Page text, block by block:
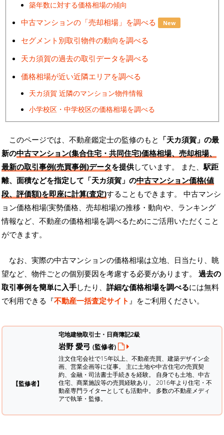
築年数に対する価格相場の傾向
中古マンションの「売却相場」を調べる New
セグメント別取引物件の動向を調べる
天カ須賀の過去の取引データを調べる
価格相場が近い近隣エリアを調べる
天カ須賀 近隣のマンション物件情報
小学校区・中学校区の価格相場を調べる
このページでは、不動産鑑定士の監修のもと 「天カ須賀」の最
新の中古マンション(集合住宅・共同住宅)価格相場、売却相場、
最新の取引事例(売買事例)データを提供しています。 また、駅距
離、面積などを指定して「天カ須賀」の中古マンション価格(値
段、評価額)を即座に計算(査定)することもできます。 中古マンシ
ョン価格相場(実勢価格、売却相場)の推移・動向や、ランキング
情報など、不動産の価格相場を調べるためにご活用いただくこと
ができます。
なお、実際の中古マンションの価格相場は立地、日当たり、眺
望など、物件ごとの個別要因を考慮する必要があります。 過去の
取引事例を簡単に入手したり、 詳細な価格相場を調べるには無料
で利用できる『不動産一括査定サイト 』をご利用ください。
【監修者】
宅地建物取引士・日商簿記2級
岩野 愛弓 (監修者)
注文住宅会社で15年以上、不動産売買、建築デザイン企
画、営業企画等に従事。 主に土地や中古住宅の売買契
約、金融・司法書士手続きを経験。 自身でも土地、中古
住宅、商業施設等の売買経験あり。 2016年より住宅・不
動産専門ライターとしても活動中。 多数の不動産メディ
アで執筆・監修。